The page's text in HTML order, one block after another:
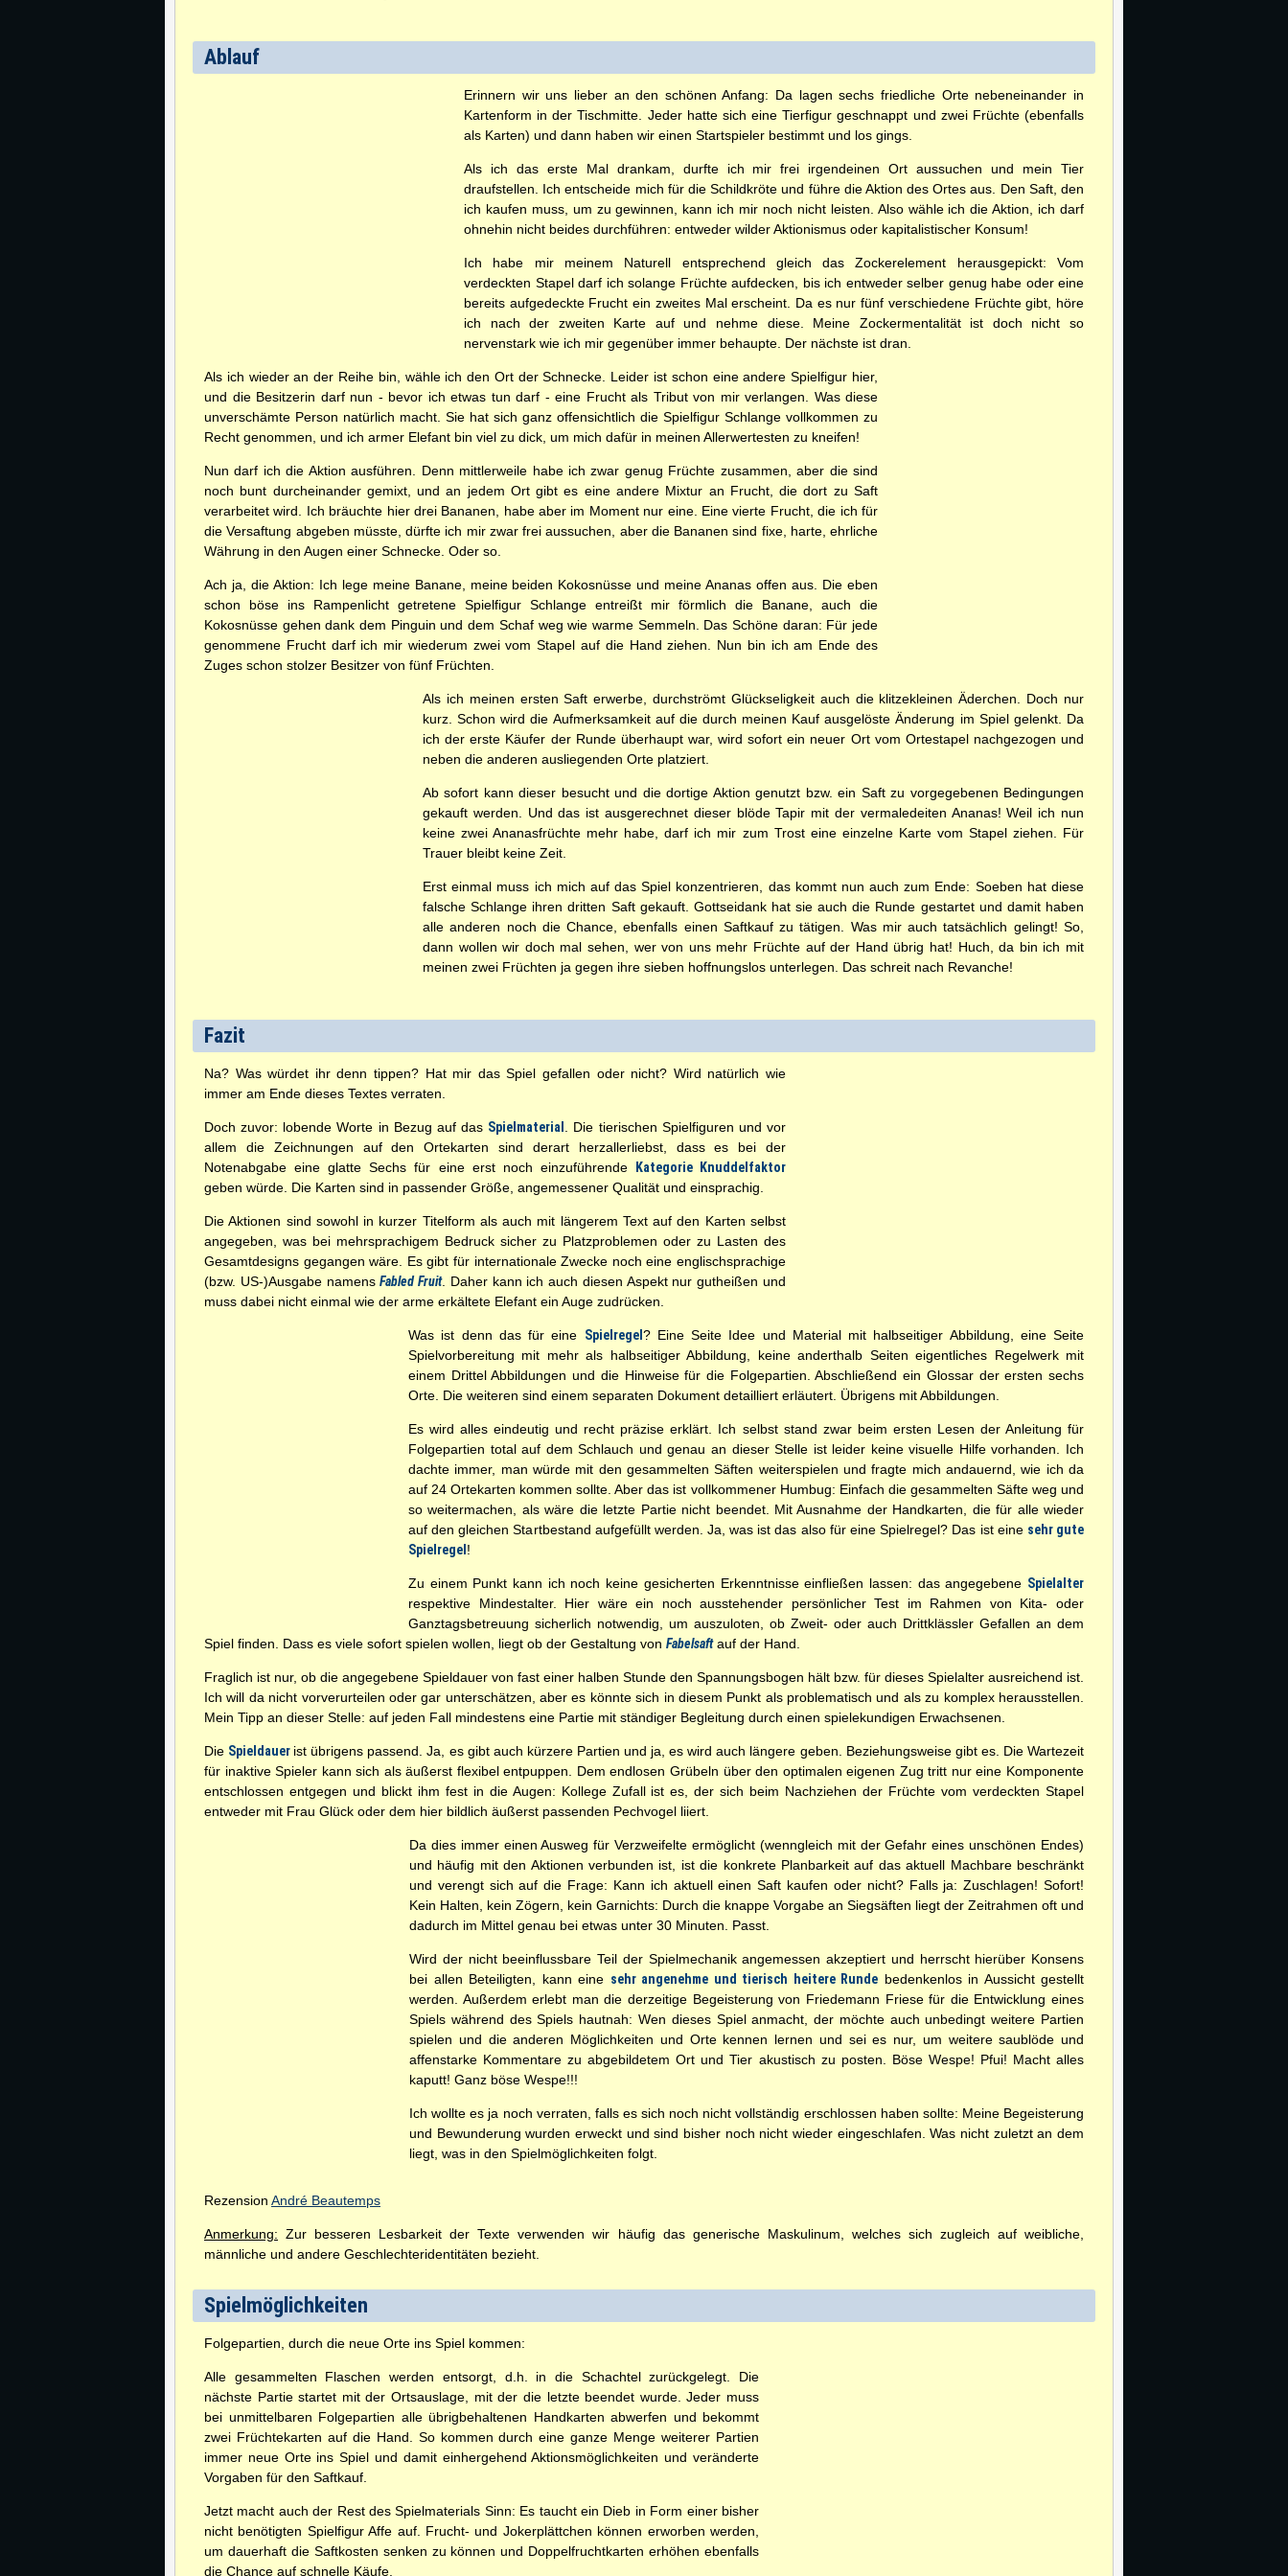
Ablauf
Erinnern wir uns lieber an den schönen Anfang: Da lagen sechs friedliche Orte nebeneinander in
Kartenform in der Tischmitte. Jeder hatte sich eine Tierfigur geschnappt und zwei Früchte (ebenfalls
als Karten) und dann haben wir einen Startspieler bestimmt und los gings.
Als ich das erste Mal drankam, durfte ich mir frei irgendeinen Ort aussuchen und mein Tier
draufstellen. Ich entscheide mich für die Schildkröte und führe die Aktion des Ortes aus. Den Saft, den
ich kaufen muss, um zu gewinnen, kann ich mir noch nicht leisten. Also wähle ich die Aktion, ich darf
ohnehin nicht beides durchführen: entweder wilder Aktionismus oder kapitalistischer Konsum!
Ich habe mir meinem Naturell entsprechend gleich das Zockerelement herausgepickt: Vom
verdeckten Stapel darf ich solange Früchte aufdecken, bis ich entweder selber genug habe oder eine
bereits aufgedeckte Frucht ein zweites Mal erscheint. Da es nur fünf verschiedene Früchte gibt, höre
ich nach der zweiten Karte auf und nehme diese. Meine Zockermentalität ist doch nicht so
nervenstark wie ich mir gegenüber immer behaupte. Der nächste ist dran.
Als ich wieder an der Reihe bin, wähle ich den Ort der Schnecke. Leider ist schon eine andere Spielfigur hier,
und die Besitzerin darf nun - bevor ich etwas tun darf - eine Frucht als Tribut von mir verlangen. Was diese
unverschämte Person natürlich macht. Sie hat sich ganz offensichtlich die Spielfigur Schlange vollkommen zu
Recht genommen, und ich armer Elefant bin viel zu dick, um mich dafür in meinen Allerwertesten zu kneifen!
Nun darf ich die Aktion ausführen. Denn mittlerweile habe ich zwar genug Früchte zusammen, aber die sind
noch bunt durcheinander gemixt, und an jedem Ort gibt es eine andere Mixtur an Frucht, die dort zu Saft
verarbeitet wird. Ich bräuchte hier drei Bananen, habe aber im Moment nur eine. Eine vierte Frucht, die ich für
die Versaftung abgeben müsste, dürfte ich mir zwar frei aussuchen, aber die Bananen sind fixe, harte, ehrliche
Währung in den Augen einer Schnecke. Oder so.
Ach ja, die Aktion: Ich lege meine Banane, meine beiden Kokosnüsse und meine Ananas offen aus. Die eben
schon böse ins Rampenlicht getretene Spielfigur Schlange entreißt mir förmlich die Banane, auch die
Kokosnüsse gehen dank dem Pinguin und dem Schaf weg wie warme Semmeln. Das Schöne daran: Für jede
genommene Frucht darf ich mir wiederum zwei vom Stapel auf die Hand ziehen. Nun bin ich am Ende des
Zuges schon stolzer Besitzer von fünf Früchten.
Als ich meinen ersten Saft erwerbe, durchströmt Glückseligkeit auch die klitzekleinen Äderchen. Doch nur
kurz. Schon wird die Aufmerksamkeit auf die durch meinen Kauf ausgelöste Änderung im Spiel gelenkt. Da
ich der erste Käufer der Runde überhaupt war, wird sofort ein neuer Ort vom Ortestapel nachgezogen und
neben die anderen ausliegenden Orte platziert.
Ab sofort kann dieser besucht und die dortige Aktion genutzt bzw. ein Saft zu vorgegebenen Bedingungen
gekauft werden. Und das ist ausgerechnet dieser blöde Tapir mit der vermaledeiten Ananas! Weil ich nun
keine zwei Ananasfrüchte mehr habe, darf ich mir zum Trost eine einzelne Karte vom Stapel ziehen. Für
Trauer bleibt keine Zeit.
Erst einmal muss ich mich auf das Spiel konzentrieren, das kommt nun auch zum Ende: Soeben hat diese
falsche Schlange ihren dritten Saft gekauft. Gottseidank hat sie auch die Runde gestartet und damit haben
alle anderen noch die Chance, ebenfalls einen Saftkauf zu tätigen. Was mir auch tatsächlich gelingt! So,
dann wollen wir doch mal sehen, wer von uns mehr Früchte auf der Hand übrig hat! Huch, da bin ich mit
meinen zwei Früchten ja gegen ihre sieben hoffnungslos unterlegen. Das schreit nach Revanche!
Fazit
Na? Was würdet ihr denn tippen? Hat mir das Spiel gefallen oder nicht? Wird natürlich wie
immer am Ende dieses Textes verraten.
Doch zuvor: lobende Worte in Bezug auf das Spielmaterial
. Die tierischen Spielfiguren und vor
allem die Zeichnungen auf den Ortekarten sind derart herzallerliebst, dass es bei der
Notenabgabe eine glatte Sechs für eine erst noch einzuführende
Kategorie Knuddelfaktor
geben würde. Die Karten sind in passender Größe, angemessener Qualität und einsprachig.
Die Aktionen sind sowohl in kurzer Titelform als auch mit längerem Text auf den Karten selbst
angegeben, was bei mehrsprachigem Bedruck sicher zu Platzproblemen oder zu Lasten des
Gesamtdesigns gegangen wäre. Es gibt für internationale Zwecke noch eine englischsprachige
(bzw. US-)Ausgabe namensFabled Fruit. Daher kann ich auch diesen Aspekt nur gutheißen und
muss dabei nicht einmal wie der arme erkältete Elefant ein Auge zudrücken.
Was ist denn das für eine Spielregel ? Eine Seite Idee und Material mit halbseitiger Abbildung, eine Seite
Spielvorbereitung mit mehr als halbseitiger Abbildung, keine anderthalb Seiten eigentliches Regelwerk mit
einem Drittel Abbildungen und die Hinweise für die Folgepartien. Abschließend ein Glossar der ersten sechs
Orte. Die weiteren sind einem separaten Dokument detailliert erläutert. Übrigens mit Abbildungen.
Es wird alles eindeutig und recht präzise erklärt. Ich selbst stand zwar beim ersten Lesen der Anleitung für
Folgepartien total auf dem Schlauch und genau an dieser Stelle ist leider keine visuelle Hilfe vorhanden. Ich
dachte immer, man würde mit den gesammelten Säften weiterspielen und fragte mich andauernd, wie ich da
auf 24 Ortekarten kommen sollte. Aber das ist vollkommener Humbug: Einfach die gesammelten Säfte weg und
so weitermachen, als wäre die letzte Partie nicht beendet. Mit Ausnahme der Handkarten, die für alle wieder
auf den gleichen Startbestand aufgefüllt werden. Ja, was ist das also für eine Spielregel? Das ist eine sehr gute
Spielregel !
Zu einem Punkt kann ich noch keine gesicherten Erkenntnisse einfließen lassen: das angegebene Spielalter
respektive Mindestalter. Hier wäre ein noch ausstehender persönlicher Test im Rahmen von Kita- oder
Ganztagsbetreuung sicherlich notwendig, um auszuloten, ob Zweit- oder auch Drittklässler Gefallen an dem
Spiel finden. Dass es viele sofort spielen wollen, liegt ob der Gestaltung von Fabelsaftauf der Hand.
Fraglich ist nur, ob die angegebene Spieldauer von fast einer halben Stunde den Spannungsbogen hält bzw. für dieses Spielalter ausreichend ist.
Ich will da nicht vorverurteilen oder gar unterschätzen, aber es könnte sich in diesem Punkt als problematisch und als zu komplex herausstellen.
Mein Tipp an dieser Stelle: auf jeden Fall mindestens eine Partie mit ständiger Begleitung durch einen spielekundigen Erwachsenen.
Die Spieldauer ist übrigens passend. Ja, es gibt auch kürzere Partien und ja, es wird auch längere geben. Beziehungsweise gibt es. Die Wartezeit
für inaktive Spieler kann sich als äußerst flexibel entpuppen. Dem endlosen Grübeln über den optimalen eigenen Zug tritt nur eine Komponente
entschlossen entgegen und blickt ihm fest in die Augen: Kollege Zufall ist es, der sich beim Nachziehen der Früchte vom verdeckten Stapel
entweder mit Frau Glück oder dem hier bildlich äußerst passenden Pechvogel liiert.
Da dies immer einen Ausweg für Verzweifelte ermöglicht (wenngleich mit der Gefahr eines unschönen Endes)
und häufig mit den Aktionen verbunden ist, ist die konkrete Planbarkeit auf das aktuell Machbare beschränkt
und verengt sich auf die Frage: Kann ich aktuell einen Saft kaufen oder nicht? Falls ja: Zuschlagen! Sofort!
Kein Halten, kein Zögern, kein Garnichts: Durch die knappe Vorgabe an Siegsäften liegt der Zeitrahmen oft und
dadurch im Mittel genau bei etwas unter 30 Minuten. Passt.
Wird der nicht beeinflussbare Teil der Spielmechanik angemessen akzeptiert und herrscht hierüber Konsens
bei allen Beteiligten, kann eine sehr angenehme und tierisch heitere Runde bedenkenlos in Aussicht gestellt
werden. Außerdem erlebt man die derzeitige Begeisterung von Friedemann Friese für die Entwicklung eines
Spiels während des Spiels hautnah: Wen dieses Spiel anmacht, der möchte auch unbedingt weitere Partien
spielen und die anderen Möglichkeiten und Orte kennen lernen und sei es nur, um weitere saublöde und
affenstarke Kommentare zu abgebildetem Ort und Tier akustisch zu posten. Böse Wespe! Pfui! Macht alles
kaputt! Ganz böse Wespe!!!
Ich wollte es ja noch verraten, falls es sich noch nicht vollständig erschlossen haben sollte: Meine Begeisterung
und Bewunderung wurden erweckt und sind bisher noch nicht wieder eingeschlafen. Was nicht zuletzt an dem
liegt, was in den Spielmöglichkeiten folgt.
Rezension André Beautemps
Anmerkung: Zur besseren Lesbarkeit der Texte verwenden wir häufig das generische Maskulinum, welches sich zugleich auf weibliche,
männliche und andere Geschlechteridentitäten bezieht.
Spielmöglichkeiten
Folgepartien, durch die neue Orte ins Spiel kommen:
Alle gesammelten Flaschen werden entsorgt, d.h. in die Schachtel zurückgelegt. Die
nächste Partie startet mit der Ortsauslage, mit der die letzte beendet wurde. Jeder muss
bei unmittelbaren Folgepartien alle übrigbehaltenen Handkarten abwerfen und bekommt
zwei Früchtekarten auf die Hand. So kommen durch eine ganze Menge weiterer Partien
immer neue Orte ins Spiel und damit einhergehend Aktionsmöglichkeiten und veränderte
Vorgaben für den Saftkauf.
Jetzt macht auch der Rest des Spielmaterials Sinn: Es taucht ein Dieb in Form einer bisher
nicht benötigten Spielfigur Affe auf. Frucht- und Jokerplättchen können erworben werden,
um dauerhaft die Saftkosten senken zu können und Doppelfruchtkarten erhöhen ebenfalls
die Chance auf schnelle Käufe.